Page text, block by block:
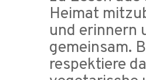
Heimat
und erinnern
gemeinsam.
respektiere